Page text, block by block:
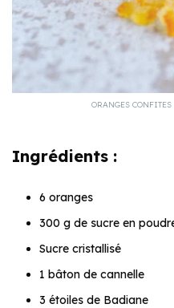
ORANGES
Ingrédients :
6 oranges
300 g de sucre en
Sucre cristallisé
1 bâton de cannelle
3 étoiles de Badiane